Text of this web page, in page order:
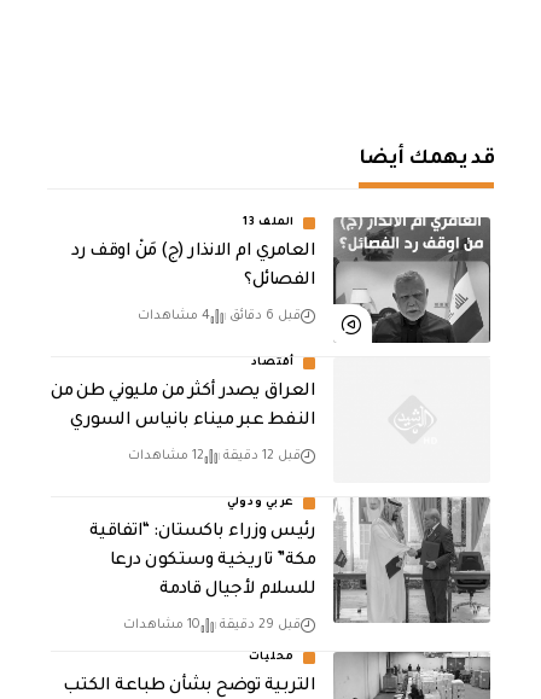
قد يهمك أيضا
الملف 13
العامري ام الانذار (ج) مَنْ اوقف رد
الفصائل؟
قبل 6 دقائق 4 مشاهدات
أقتصاد
العراق يصدر أكثر من مليوني طن من
النفط عبر ميناء بانياس السوري
قبل 12 دقيقة 12 مشاهدات
عربي ودولي
رئيس وزراء باكستان: “اتفاقية
مكة” تاريخية وستكون درعا
للسلام لأجيال قادمة
قبل 29 دقيقة 10 مشاهدات
محليات
التربية توضح بشأن طباعة الكتب